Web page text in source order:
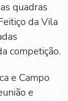
quadras
da Vila
competição.
e Campo
e